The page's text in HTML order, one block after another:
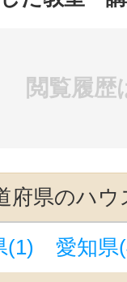
閲覧履歴
府県のハ
(1) 愛知県